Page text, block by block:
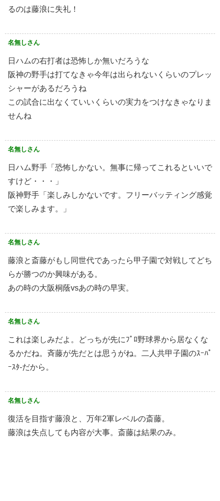
るのは藤浪に失礼！
名無しさん
日ハムの右打者は恐怖しか無いだろうな
阪神の野手は打てなきゃ今年は出られないくらいのプレッ
シャーがあるだろうね
この試合に出なくていいくらいの実力をつけなきゃなりま
せんね
名無しさん
日ハム野手「恐怖しかない。無事に帰ってこれるといいで
すけど・・・」
阪神野手「楽しみしかないです。フリーバッティング感覚
で楽しみます。」
名無しさん
藤浪と斎藤がもし同世代であったら甲子園で対戦してどち
らが勝つのか興味がある。
あの時の大阪桐蔭vsあの時の早実。
名無しさん
これは楽しみだよ。どっちが先にﾌﾟﾛ野球界から居なくな
るかだね。斉藤が先だとは思うがね。二人共甲子園のｽｰﾊﾟ
ｰｽﾀ-だから。
名無しさん
復活を目指す藤浪と、万年2軍レベルの斎藤。
藤浪は失点しても内容が大事。斎藤は結果のみ。